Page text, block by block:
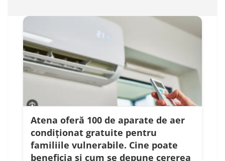
Atena oferă 100 de aparate de aer
condiționat gratuite pentru
familiile vulnerabile. Cine poate
beneficia și cum se depune cererea